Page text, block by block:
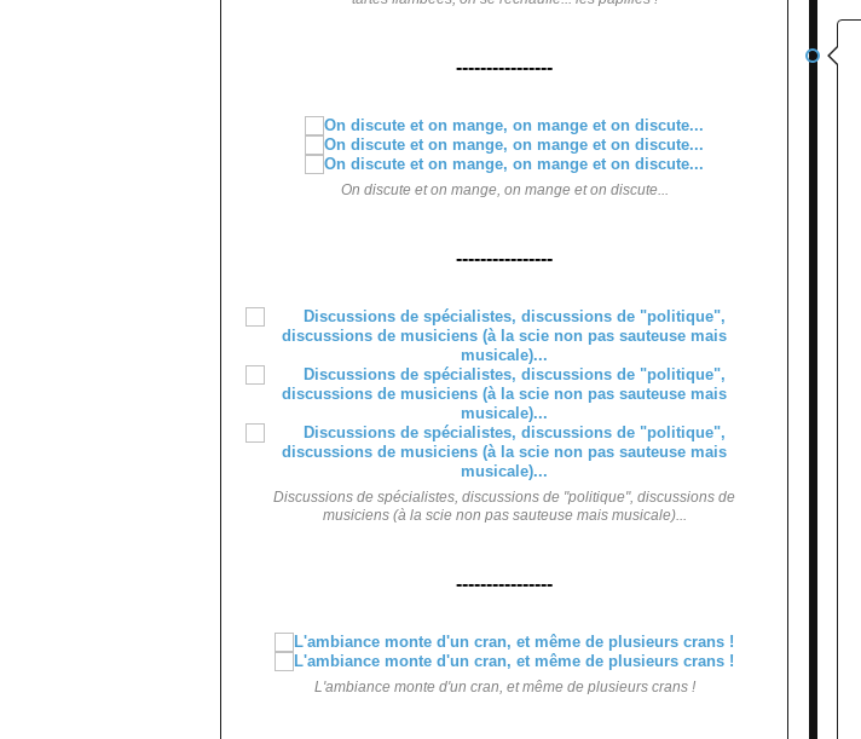
----------------
On discute et on mange, on mange et on discute...
----------------
Discussions de spécialistes, discussions de "politique", discussions de
musiciens (à la scie non pas sauteuse mais musicale)...
----------------
L'ambiance monte d'un cran, et même de plusieurs crans !